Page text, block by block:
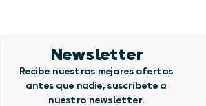
Newsletter
Recibe nuestras mejores ofertas
antes que nadie, suscríbete a
nuestro newsletter.